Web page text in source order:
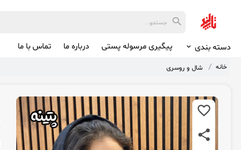
دسته بندی پیگیری مرسوله پستی درباره ما تماس با ما
خانه شال و روسری